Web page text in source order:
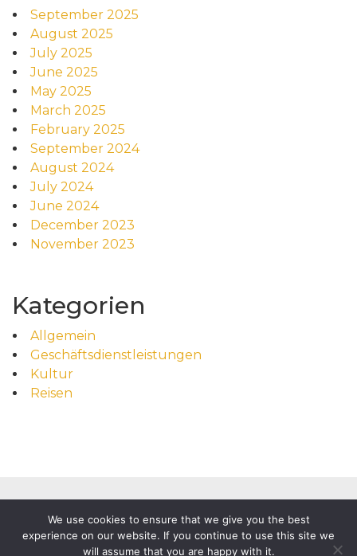
September 2025
August 2025
July 2025
June 2025
May 2025
March 2025
February 2025
September 2024
August 2024
July 2024
June 2024
December 2023
November 2023
Kategorien
Allgemein
Geschäftsdienstleistungen
Kultur
Reisen
We use cookies to ensure that we give you the best
experience on our website. If you continue to use this site we
will assume that you are happy with it.